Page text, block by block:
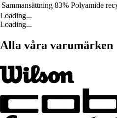
Sammansättning 83% Polyamide
Loading...
Loading...
Alla våra varumärken